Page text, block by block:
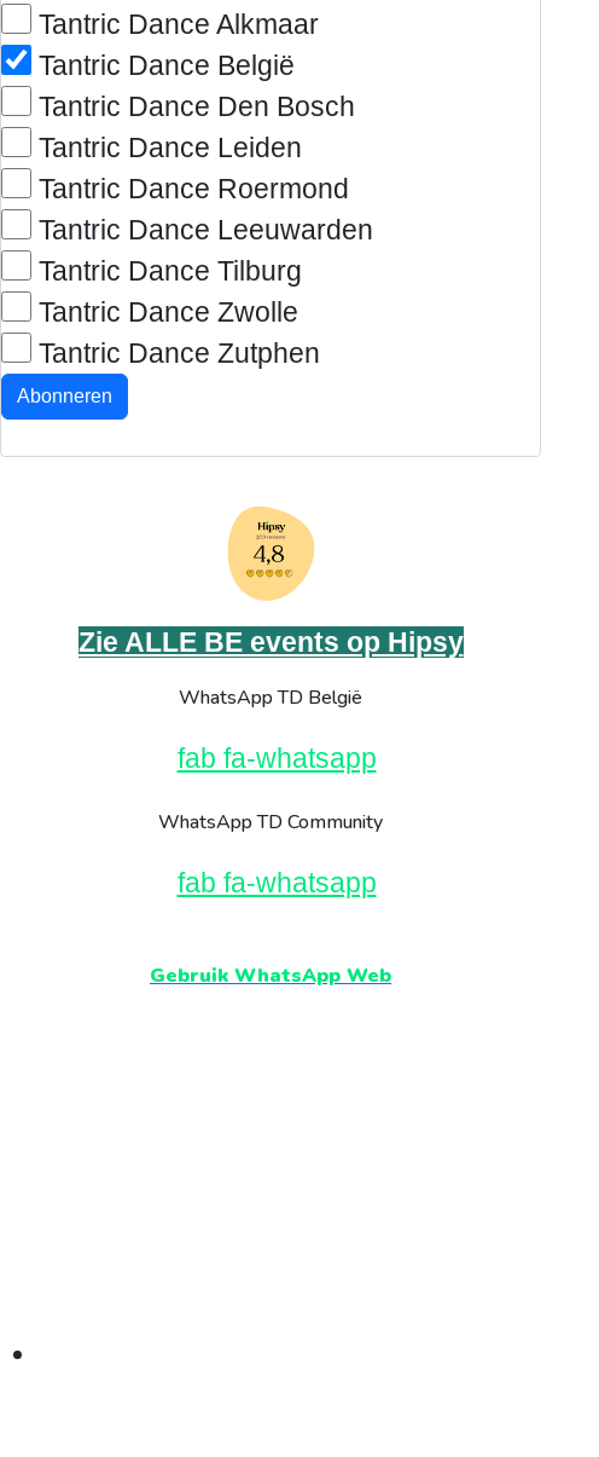
Tantric Dance Alkmaar
Tantric Dance België
Tantric Dance Den Bosch
Tantric Dance Leiden
Tantric Dance Roermond
Tantric Dance Leeuwarden
Tantric Dance Tilburg
Tantric Dance Zwolle
Tantric Dance Zutphen
Abonneren
Zie ALLE BE events op Hipsy
WhatsApp TD België
fab fa-whatsapp
WhatsApp TD Community
fab fa-whatsapp
Gebruik WhatsApp Web